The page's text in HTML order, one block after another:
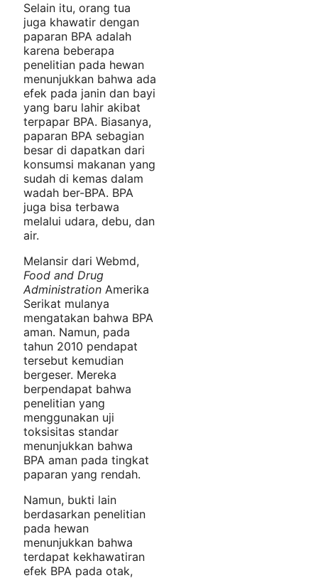
Selain itu, orang tua
juga khawatir dengan
paparan BPA adalah
karena beberapa
penelitian pada hewan
menunjukkan bahwa ada
efek pada janin dan bayi
yang baru lahir akibat
terpapar BPA. Biasanya,
paparan BPA sebagian
besar di dapatkan dari
konsumsi makanan yang
sudah di kemas dalam
wadah ber-BPA. BPA
juga bisa terbawa
melalui udara, debu, dan
air.
Melansir dari Webmd,
Food and Drug
Administration Amerika
Serikat mulanya
mengatakan bahwa BPA
aman. Namun, pada
tahun 2010 pendapat
tersebut kemudian
bergeser. Mereka
berpendapat bahwa
penelitian yang
menggunakan uji
toksisitas standar
menunjukkan bahwa
BPA aman pada tingkat
paparan yang rendah.
Namun, bukti lain
berdasarkan penelitian
pada hewan
menunjukkan bahwa
terdapat kekhawatiran
efek BPA pada otak,